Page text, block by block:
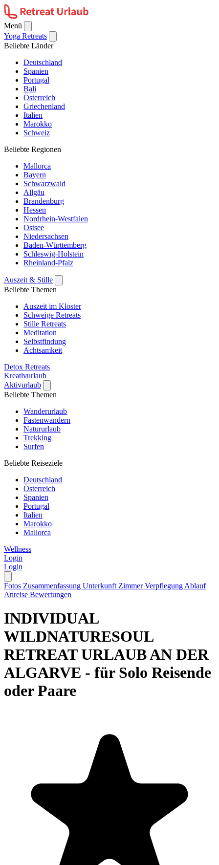
Menü
Yoga Retreats
Beliebte Länder
Deutschland
Spanien
Portugal
Bali
Österreich
Griechenland
Italien
Marokko
Schweiz
Beliebte Regionen
Mallorca
Bayern
Schwarzwald
Allgäu
Brandenburg
Hessen
Nordrhein-Westfalen
Ostsee
Niedersachsen
Baden-Württemberg
Schleswig-Holstein
Rheinland-Pfalz
Auszeit & Stille
Beliebte Themen
Auszeit im Kloster
Schweige Retreats
Stille Retreats
Meditation
Selbstfindung
Achtsamkeit
Detox Retreats
Kreativurlaub
Aktivurlaub
Beliebte Themen
Wanderurlaub
Fastenwandern
Natururlaub
Trekking
Surfen
Beliebte Reiseziele
Deutschland
Österreich
Spanien
Portugal
Italien
Marokko
Mallorca
Wellness
Login
Login
Fotos Zusammenfassung Unterkunft ZimmerVerpflegung Ablauf
Anreise Bewertungen
INDIVIDUAL
WILDNATURESOUL
RETREAT URLAUB AN DER
ALGARVE - für Solo Reisende
oder Paare